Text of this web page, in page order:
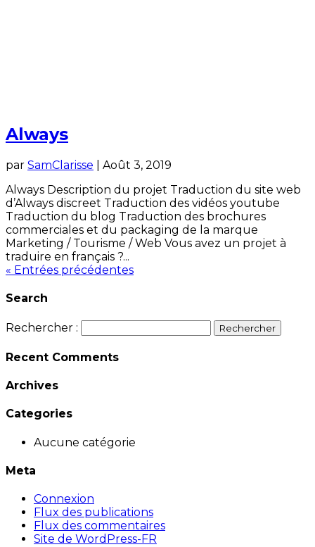
Always
par SamClarisse
Août 3, 2019
Always Description du projet Traduction du site web
d’Always discreet Traduction des vidéos youtube
Traduction du blog Traduction des brochures
commerciales et du packaging de la marque
Marketing / Tourisme / Web Vous avez un projet à
traduire en français ?...
« Entrées précédentes
Search
Rechercher :
Recent Comments
Archives
Categories
Aucune catégorie
Meta
Connexion
Flux des publications
Flux des commentaires
Site de WordPress-FR